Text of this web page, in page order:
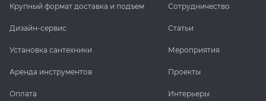
Крупный формат доставка и подъем
Дизайн-сервис
Установка сантехники
Аренда инструментов
Оплата
Сотрудничество
Статьи
Мероприятия
Проекты
Интерьеры